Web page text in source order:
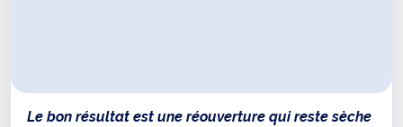
Le bon résultat est une réouverture qui reste sèche